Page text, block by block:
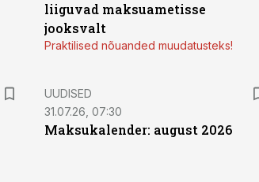
liiguvad maksuametisse
jooksvalt
Praktilised nõuanded muudatusteks!
UUDISED
31.07.26, 07:30
Maksukalender: august 2026